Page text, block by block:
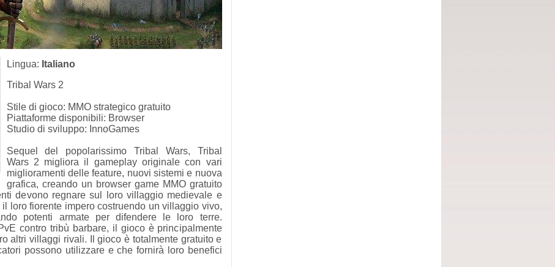
Lingua: Italiano
Tribal Wars 2
Stile di gioco: MMO strategico gratuito
Piattaforme disponibili: Browser
Studio di sviluppo: InnoGames
Sequel del popolarissimo Tribal Wars, Tribal
Wars 2 migliora il gameplay originale con vari
miglioramenti delle feature, nuovi sistemi e nuova
grafica, creando un browser game MMO gratuito
devono regnare sul loro villaggio medievale e
loro fiorente impero costruendo un villaggio vivo,
potenti armate per difendere le loro terre.
contro tribù barbare, il gioco è principalmente
altri villaggi rivali. Il gioco è totalmente gratuito e
possono utilizzare e che fornirà loro benefici